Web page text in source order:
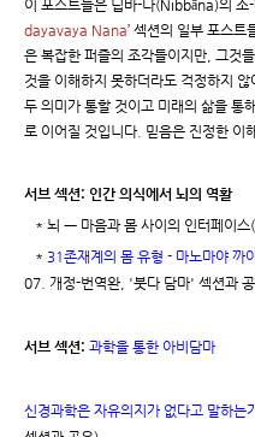
이 포스트들은 닙바-나(Nibbāna)의
dayavaya Nana’ 섹션의 일부 포스
은 복잡한 퍼즐의 조각들이지만, 그것
것을 이해하지 못하더라도 걱정하지
두 의미가 통할 것이고 미래의 삶을 통
로 이어질 것입니다. 믿음은 진정한 이
서브 섹션: 인간 의식에서 뇌의 역활
* 뇌 ㅡ 마음과 몸 사이의 인터페이스
* 31존재계의 몸 유형 - 마노마야 까
07. 개정-번역완, '붓다 담마' 섹션과
서브 섹션: 과학을 통한 아비담마
신경과학은 자유의지가 없다고 말하는